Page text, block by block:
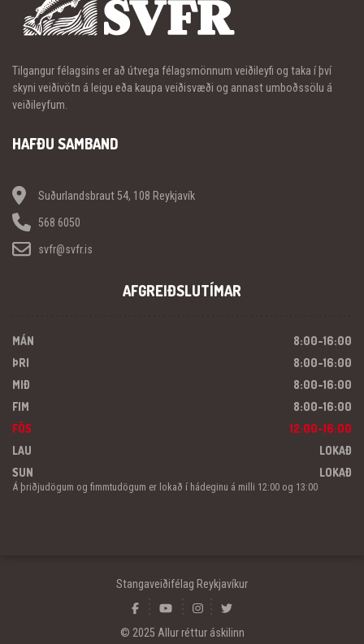
Tilgangur félagsins er að útvega félagsmönnum veiðileyfi og taka í því
skyni veiðivötn á leigu eða kaupa veiðisvæði og annast umboðssölu á
veiðileyfum.
HAFÐU SAMBAND
Suðurlandsbraut 54, 108 Reykjavík
568 6050
svfr@svfr.is
AFGREIÐSLUTÍMAR
MÁN
8:00-16:00
ÞRI
8:00-16:00
MIÐ
8:00-16:00
FIM
8:00-16:00
FÖS
12:00-16:00
LAU
LOKAÐ
SUN
LOKAÐ
Á þriðjudögum og fimmtudögum er lokað í hádeginu á milli 12:00 og 13:00
Stangaveiðifélag Reykjavíkur
© 2025 Allur réttur áskilinn